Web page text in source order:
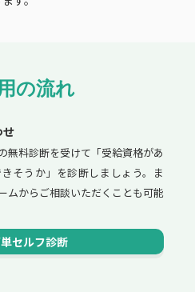
の流れ
せ
無料診断を受けて「受給資格があ
そうか」を診断しましょう。ま
ムからご相談いただくことも可能
セルフ診断